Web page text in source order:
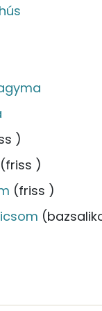
)
(friss )
(friss )